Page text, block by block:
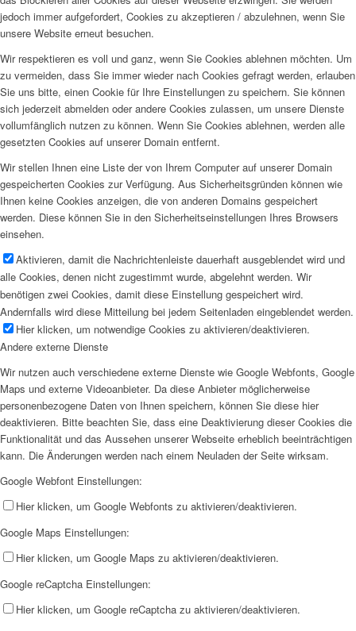
jedoch immer aufgefordert, Cookies zu akzeptieren / abzulehnen, wenn Sie
unsere Website erneut besuchen.
Wir respektieren es voll und ganz, wenn Sie Cookies ablehnen möchten. Um
zu vermeiden, dass Sie immer wieder nach Cookies gefragt werden, erlauben
Sie uns bitte, einen Cookie für Ihre Einstellungen zu speichern. Sie können
sich jederzeit abmelden oder andere Cookies zulassen, um unsere Dienste
vollumfänglich nutzen zu können. Wenn Sie Cookies ablehnen, werden alle
gesetzten Cookies auf unserer Domain entfernt.
Wir stellen Ihnen eine Liste der von Ihrem Computer auf unserer Domain
gespeicherten Cookies zur Verfügung. Aus Sicherheitsgründen können wie
Ihnen keine Cookies anzeigen, die von anderen Domains gespeichert
werden. Diese können Sie in den Sicherheitseinstellungen Ihres Browsers
einsehen.
Aktivieren, damit die Nachrichtenleiste dauerhaft ausgeblendet wird und
alle Cookies, denen nicht zugestimmt wurde, abgelehnt werden. Wir
benötigen zwei Cookies, damit diese Einstellung gespeichert wird.
Andernfalls wird diese Mitteilung bei jedem Seitenladen eingeblendet werden.
Hier klicken, um notwendige Cookies zu aktivieren/deaktivieren.
Andere externe Dienste
Wir nutzen auch verschiedene externe Dienste wie Google Webfonts, Google
Maps und externe Videoanbieter. Da diese Anbieter möglicherweise
personenbezogene Daten von Ihnen speichern, können Sie diese hier
deaktivieren. Bitte beachten Sie, dass eine Deaktivierung dieser Cookies die
Funktionalität und das Aussehen unserer Webseite erheblich beeinträchtigen
kann. Die Änderungen werden nach einem Neuladen der Seite wirksam.
Google Webfont Einstellungen:
Hier klicken, um Google Webfonts zu aktivieren/deaktivieren.
Google Maps Einstellungen:
Hier klicken, um Google Maps zu aktivieren/deaktivieren.
Google reCaptcha Einstellungen:
Hier klicken, um Google reCaptcha zu aktivieren/deaktivieren.